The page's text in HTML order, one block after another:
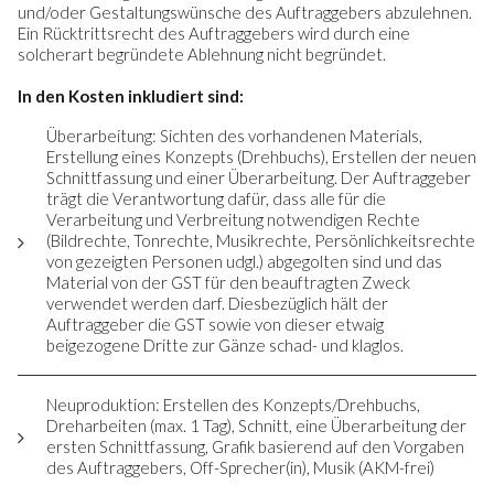
und/oder Gestaltungswünsche des Auftraggebers abzulehnen.
Ein Rücktrittsrecht des Auftraggebers wird durch eine
solcherart begründete Ablehnung nicht begründet.
In den Kosten inkludiert sind:
Überarbeitung: Sichten des vorhandenen Materials,
Erstellung eines Konzepts (Drehbuchs), Erstellen der neuen
Schnittfassung und einer Überarbeitung. Der Auftraggeber
trägt die Verantwortung dafür, dass alle für die
Verarbeitung und Verbreitung notwendigen Rechte
(Bildrechte, Tonrechte, Musikrechte, Persönlichkeitsrechte
von gezeigten Personen udgl.) abgegolten sind und das
Material von der GST für den beauftragten Zweck
verwendet werden darf. Diesbezüglich hält der
Auftraggeber die GST sowie von dieser etwaig
beigezogene Dritte zur Gänze schad- und klaglos.
Neuproduktion: Erstellen des Konzepts/Drehbuchs,
Dreharbeiten (max. 1 Tag), Schnitt, eine Überarbeitung der
ersten Schnittfassung, Grafik basierend auf den Vorgaben
des Auftraggebers, Off-Sprecher(in), Musik (AKM-frei)